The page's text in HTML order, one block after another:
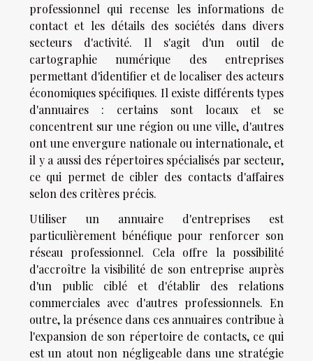
professionnel qui recense les informations de
contact et les détails des sociétés dans divers
secteurs d'activité. Il s'agit d'un outil de
cartographie numérique des entreprises
permettant d'identifier et de localiser des acteurs
économiques spécifiques. Il existe différents types
d'annuaires : certains sont locaux et se
concentrent sur une région ou une ville, d'autres
ont une envergure nationale ou internationale, et
il y a aussi des répertoires spécialisés par secteur,
ce qui permet de cibler des contacts d'affaires
selon des critères précis.
Utiliser un annuaire d'entreprises est
particulièrement bénéfique pour renforcer son
réseau professionnel. Cela offre la possibilité
d'accroître la visibilité de son entreprise auprès
d'un public ciblé et d'établir des relations
commerciales avec d'autres professionnels. En
outre, la présence dans ces annuaires contribue à
l'expansion de son répertoire de contacts, ce qui
est un atout non négligeable dans une stratégie